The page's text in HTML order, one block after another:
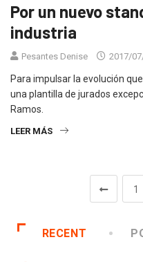
Por un nuevo
industria
Pesantes Denise 2017/
Para impulsar la evolución
una plantilla de jurados
Ramos.
LEER MÁS
1
RECENT